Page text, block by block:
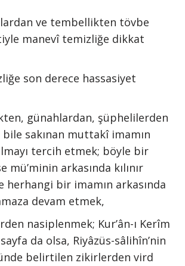
ve tembellikten tövbe
manevî temizliğe dikkat
son derece hassasiyet
günahlardan, şüphelilerden
sakınan muttakî imamın
tercih etmek; böyle bir
mü’minin arkasında kılınır
herhangi bir imamın arkasında
devam etmek,
nasiplenmek; Kur’ân-ı Kerîm
da olsa, Riyâzüs-sâlihîn’nin
belirtilen zikirlerden vird